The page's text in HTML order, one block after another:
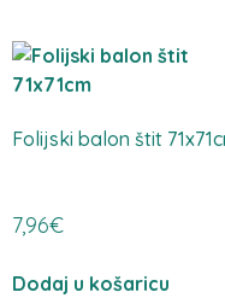
Folijski balon štit
7,96€
Dodaj u košaricu